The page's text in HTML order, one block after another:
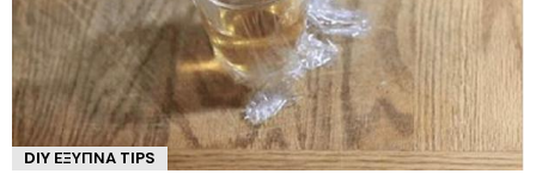
DIY ΈΞΥΠΝΑ TIPS